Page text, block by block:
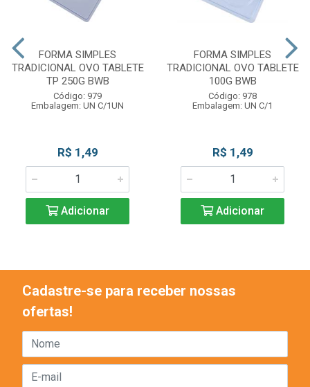
FORMA SIMPLES
TRADICIONAL OVO TABLETE
TP 250G BWB
Código: 979
Embalagem: UN C/1UN
R$ 1,49
Adicionar
FORMA SIMPLES
TRADICIONAL OVO TABLETE
100G BWB
Código: 978
Embalagem: UN C/1
R$ 1,49
Adicionar
Cadastre-se para receber nossas
ofertas!